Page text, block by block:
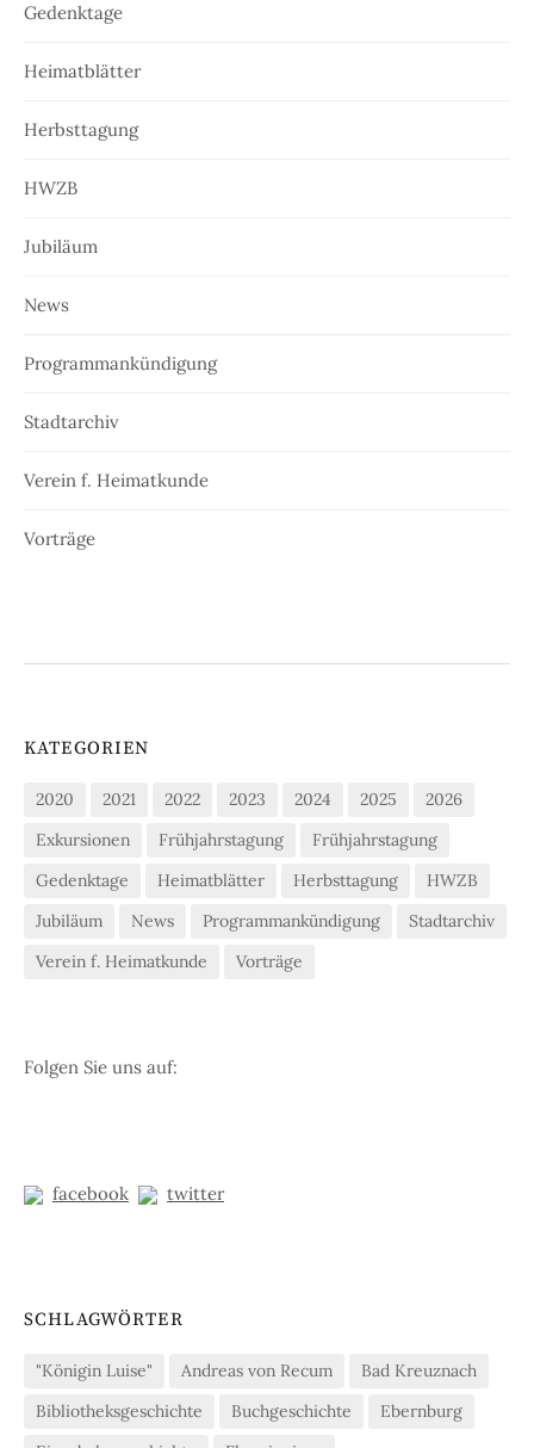
Gedenktage
Heimatblätter
Herbsttagung
HWZB
Jubiläum
News
Programmankündigung
Stadtarchiv
Verein f. Heimatkunde
Vorträge
KATEGORIEN
2020 2021 2022 2023 2024 2025
2026
Exkursionen
Frühjahrstagung
Frühjahrstagung
Gedenktage
Heimatblätter Herbsttagung
HWZB
Jubiläum
News Programmankündigung
Stadtarchiv
Verein f. Heimatkunde
Vorträge
Folgen Sie uns auf:
facebook twitter
SCHLAGWÖRTER
"Königin Luise" Andreas von Recum
Bad Kreuznach
Bibliotheksgeschichte
Buchgeschichte
Ebernburg